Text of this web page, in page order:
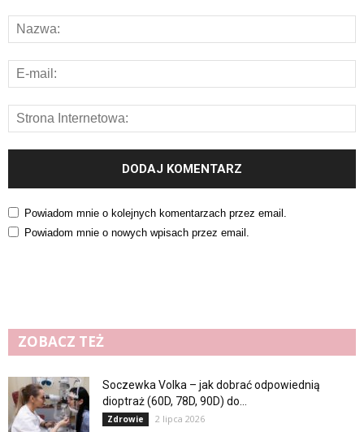
Powiadom mnie o kolejnych komentarzach przez email.
Powiadom mnie o nowych wpisach przez email.
ZOBACZ TEŻ
Soczewka Volka – jak dobrać odpowiednią
dioptraż (60D, 78D, 90D) do...
Zdrowie 2 lipca 2026